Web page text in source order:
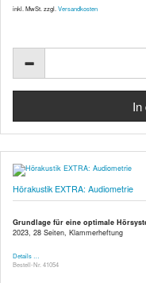
inkl. MwSt. zzgl. Versandkosten
Hörakustik EXTRA: Audiometrie
Grundlage für eine optimale
2023, 28 Seiten, Klammerheftung
Details …
Bestell-Nr. 41054